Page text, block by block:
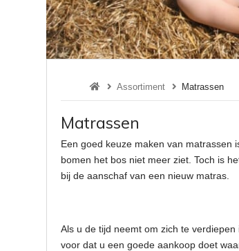
Assortiment Matrassen
Matrassen
Een goed keuze maken van matrassen
bomen het bos niet meer ziet. Toch is
bij de aanschaf van een nieuw matras.
Als u de tijd neemt om zich te
voor dat u een goede aankoop doet